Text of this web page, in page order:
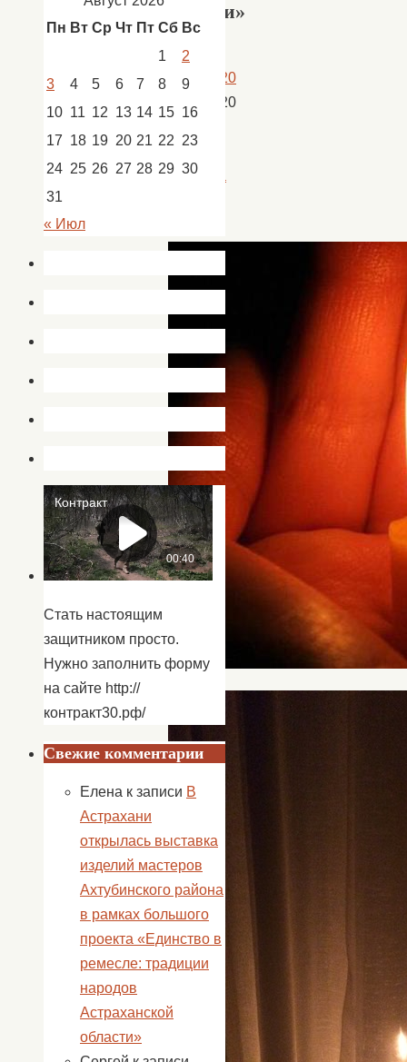
Памяти»
23.06.2020
23.06.2020
Золотуха
Пн Вт Ср Чт Пт Сб Вс
1
2
3
4 5 6 7 8
9
10 11 12 13 14 15 16
17 18 19 20 21 22 23
24 25 26 27 28 29 30
31
« Июл
Стать настоящим
защитником просто.
Нужно заполнить форму
на сайте http://
контракт30.рф/
Свежие комментарии
Елена к записи В
Астрахани
открылась выставка
изделий мастеров
Ахтубинского района
в рамках большого
проекта «Единство в
ремесле: традиции
народов
Астраханской
области»